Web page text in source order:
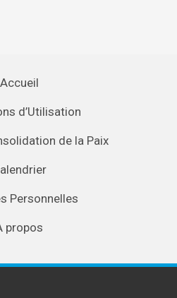
Accueil
d’Utilisation
de la Paix
Personnelles
propos